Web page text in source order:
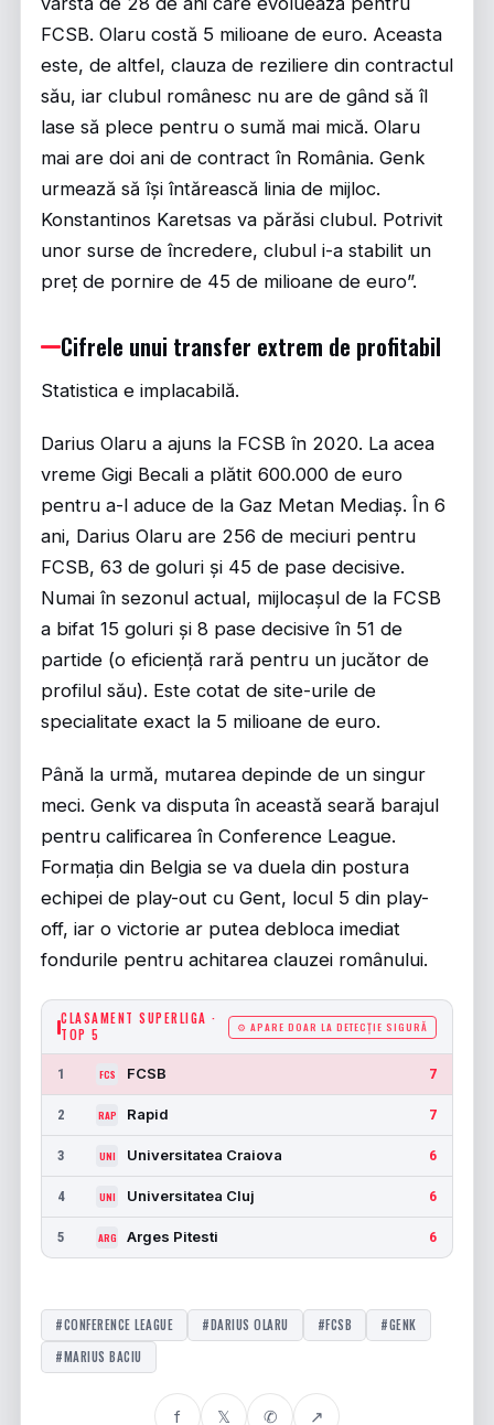
FCSB. Olaru costă 5 milioane de euro. Aceasta
este, de altfel, clauza de reziliere din contractul
său, iar clubul românesc nu are de gând să îl
lase să plece pentru o sumă mai mică. Olaru
mai are doi ani de contract în România. Genk
urmează să își întărească linia de mijloc.
Konstantinos Karetsas va părăsi clubul. Potrivit
unor surse de încredere, clubul i-a stabilit un
preț de pornire de 45 de milioane de euro”.
Cifrele unui transfer extrem de profitabil
Statistica e implacabilă.
Darius Olaru a ajuns la FCSB în 2020. La acea
vreme Gigi Becali a plătit 600.000 de euro
pentru a-l aduce de la Gaz Metan Mediaș. În 6
ani, Darius Olaru are 256 de meciuri pentru
FCSB, 63 de goluri și 45 de pase decisive.
Numai în sezonul actual, mijlocașul de la FCSB
a bifat 15 goluri și 8 pase decisive în 51 de
partide (o eficiență rară pentru un jucător de
profilul său). Este cotat de site-urile de
specialitate exact la 5 milioane de euro.
Până la urmă, mutarea depinde de un singur
meci. Genk va disputa în această seară barajul
pentru calificarea în Conference League.
Formația din Belgia se va duela din postura
echipei de play-out cu Gent, locul 5 din play-
off, iar o victorie ar putea debloca imediat
fondurile pentru achitarea clauzei românului.
CLASAMENT SUPERLIGA ·
TOP 5
⚙ APARE DOAR LA DETECȚIE SIGURĂ
1 FCS FCSB 7
2 RAP Rapid 7
3 UNI Universitatea Craiova 6
4 UNI Universitatea Cluj 6
5 ARG Arges Pitesti 6
#CONFERENCE LEAGUE #DARIUS OLARU #FCSB
#GENK
#MARIUS BACIU
f 𝕏 ✆ ↗